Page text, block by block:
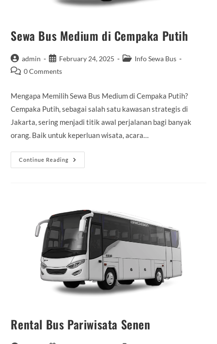
Sewa Bus Medium di Cempaka Putih
Post
author:
admin
Post
published:
February 24, 2025
PostInfo Sewa Bus
Post0 Comments
Mengapa Memilih Sewa Bus Medium di Cempaka Putih?
Cempaka Putih, sebagai salah satu kawasan strategis di
Jakarta, sering menjadi titik awal perjalanan bagi banyak
orang. Baik untuk keperluan wisata, acara…
Continue Reading
Sewa
Bus
Rental Bus Pariwisata Senen